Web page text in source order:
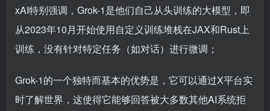
xAI特别强调，Grok-1是他们自己从头训练的大模型，即
从2023年10月开始使用自定义训练堆栈在JAX和Rust上
训练，没有针对特定任务（如对话）进行微调；
Grok-1的一个独特而基本的优势是，它可以通过X平台实
时了解世界，这使得它能够回答被大多数其他AI系统拒